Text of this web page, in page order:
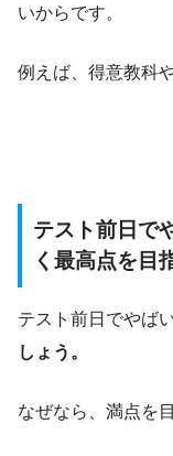
いからです。
例えば、得意教科
テスト前日で
く最高点を目
テスト前日でやば
しょう。
なぜなら、満点を